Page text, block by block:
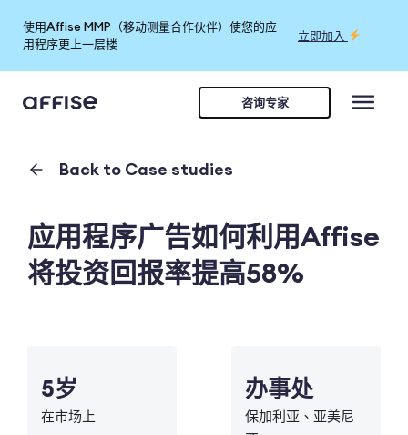
使用Affise MMP（移动测量合作伙伴）使您的应
用程序更上一层楼
立即加入
咨询专家
Back to Case studies
应用程序广告如何利用Affise
将投资回报率提高58%
5岁
在市场上
办事处
保加利亚、亚美尼